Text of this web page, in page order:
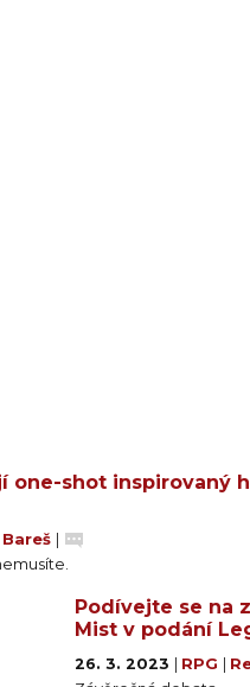
one-shot inspirovaný
Podívejte se na
Mist v podání
26. 3. 2023 RPG